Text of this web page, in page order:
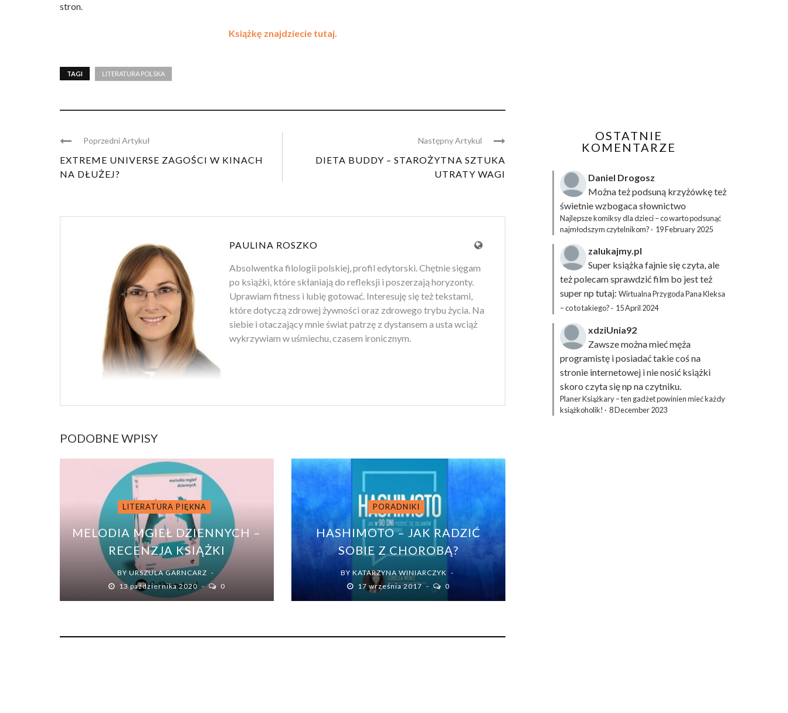
stron.
Książkę znajdziecie tutaj.
TAGI LITERATURA POLSKA
Poprzedni Artykuł
EXTREME UNIVERSE ZAGOŚCI W KINACH
NA DŁUŻEJ?
Następny Artykul
DIETA BUDDY – STAROŻYTNA SZTUKA
UTRATY WAGI
PAULINA ROSZKO
Absolwentka filologii polskiej, profil edytorski. Chętnie sięgam
po książki, które skłaniają do refleksji i poszerzają horyzonty.
Uprawiam fitness i lubię gotować. Interesuję się też tekstami,
które dotyczą zdrowej żywności oraz zdrowego trybu życia. Na
siebie i otaczający mnie świat patrzę z dystansem a usta wciąż
wykrzywiam w uśmiechu, czasem ironicznym.
PODOBNE WPISY
LITERATURA PIĘKNA
MELODIA MGIEŁ DZIENNYCH –
RECENZJA KSIĄŻKI
BYURSZULA GARNCARZ
13 października 2020
0
PORADNIKI
HASHIMOTO – JAK RADZIĆ
SOBIE Z CHOROBĄ?
BYKATARZYNA WINIARCZYK
17 września 2017
0
OSTATNIE
KOMENTARZE
Daniel Drogosz
Można też podsuną krzyżówkęteż
świetnie wzbogaca słownictwo
Najlepsze komiksy dla dzieci – co warto podsunąć
najmłodszym czytelnikom? · 19 February 2025
zalukajmy.pl
Super książka fajnie się czyta, ale
też polecam sprawdzić film bo jest też
super np tutaj: Wirtualna Przygoda Pana Kleksa
– co to takiego? · 15 April 2024
xdziUnia92
Zawsze można mieć męża
programistę i posiadać takie coś na
stronie internetowej i nie nosić książki
skoro czyta się np na czytniku.
Planer Książkary – ten gadżet powinien mieć każdy
książkoholik! · 8 December 2023